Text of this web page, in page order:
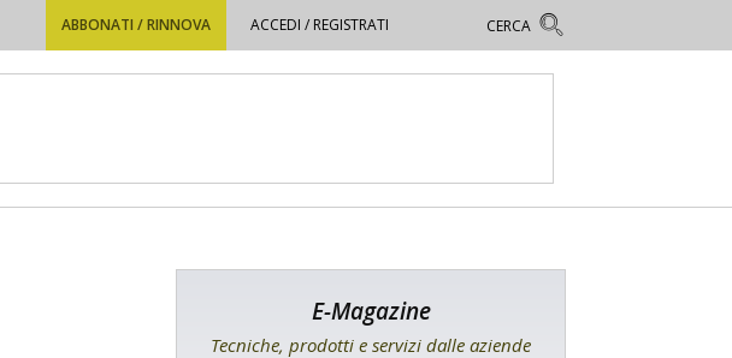
ABBONATI / RINNOVA ACCEDI / REGISTRATI
E-Magazine
Tecniche, prodotti e servizi dalle aziende